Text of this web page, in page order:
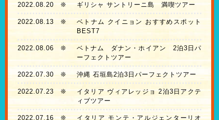
2022.08.20❊ ギリシャ サントリーニ島 満喫ツアー
2022.08.13 ❊
ベトナム クイニョン おすすめスポット
BEST7
2022.08.06 ❊
ベトナム ダナン・ホイアン 2泊3日パ
ーフェクトツアー
2022.07.30 ❊ 沖縄 石垣島2泊3日パーフェクトツアー
2022.07.23❊
イタリア ヴィアレッジョ 2泊3日アクテ
ィブツアー
2022.07.16❊
イタリア モンテ・アルジェンターリオ